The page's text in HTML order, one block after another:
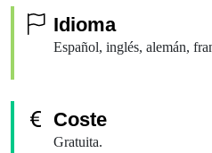
Idioma
Español, inglés, alemán,
Coste
Gratuita.